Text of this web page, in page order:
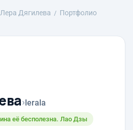
Лера Дягилева
Портфолио
›lerala
её бесполезна. Лао Дзы